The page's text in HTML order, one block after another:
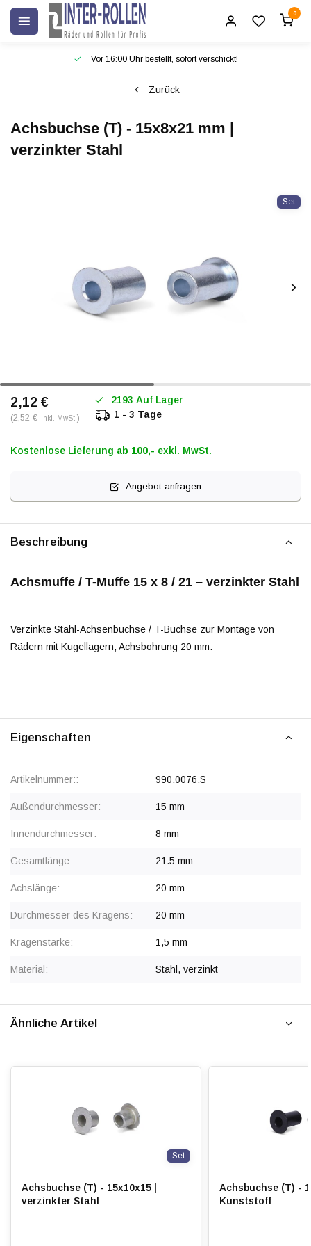
0
Vor 16:00 Uhr bestellt, sofort verschickt!
Zurück
Achsbuchse (T) - 15x8x21 mm |
verzinkter Stahl
Set
2,12 €
(2,52 € Inkl. MwSt. )
2193 Auf Lager
1 - 3 Tage
Kostenlose Lieferung ab 100,- exkl. MwSt.
Angebot anfragen
Beschreibung
Achsmuffe / T-Muffe 15 x 8 / 21 – verzinkter Stahl
Verzinkte Stahl-Achsenbuchse / T-Buchse zur Montage von
Rädern mit Kugellagern, Achsbohrung 20 mm.
Eigenschaften
Artikelnummer:: 990.0076.S
Außendurchmesser: 15 mm
Innendurchmesser: 8 mm
Gesamtlänge: 21.5 mm
Achslänge: 20 mm
Durchmesser des Kragens: 20 mm
Kragenstärke: 1,5 mm
Material: Stahl, verzinkt
Ähnliche Artikel
Set
Achsbuchse (T) - 15x10x15 |
verzinkter Stahl
Achsbuchse (T) -
Kunststoff